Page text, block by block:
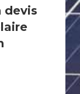
devis